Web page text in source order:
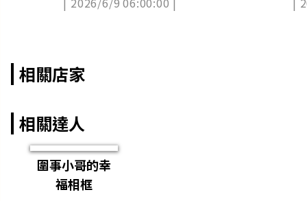
相關店家
相關達人
圍事小哥的幸
福相框